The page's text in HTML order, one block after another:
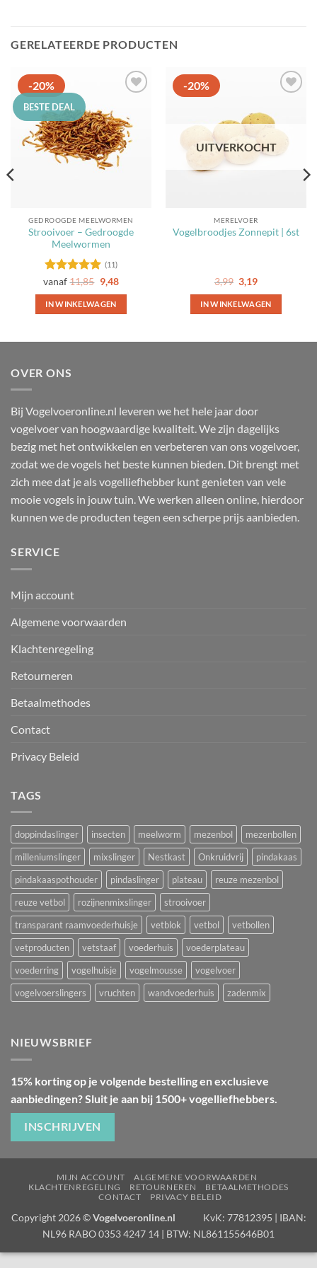
GERELATEERDE PRODUCTEN
-20%
BESTE DEAL
favorieten
GEDROOGDE MEELWORMEN
Strooivoer – Gedroogde
Meelwormen
Gewaardeerd
5uit 5
(11)
vanaf 11,85 9,48
IN WINKELWAGEN
optie
kan
worden
op
de
productpagina
-20%
favorieten
UITVERKOCHT
MERELVOER
Vogelbroodjes Zonnepit | 6st
3,99 Oorspronkelijke
prijs
was:
3,99.
3,19Huidige
is:
3,19.
IN WINKELWAGEN
OVER ONS
Bij Vogelvoeronline.nl leveren we het hele jaar door
vogelvoer van hoogwaardige kwaliteit. We zijn dagelijks
bezig met het ontwikkelen en verbeteren van ons vogelvoer,
zodat we de vogels het beste kunnen bieden. Dit brengt met
zich mee dat je als vogelliefhebber kunt genieten van vele
mooie vogels in jouw tuin. We werken alleen online, hierdoor
kunnen we de producten tegen een scherpe prijs aanbieden.
SERVICE
Mijn account
Algemene voorwaarden
Klachtenregeling
Retourneren
Betaalmethodes
Contact
Privacy Beleid
TAGS
doppindaslinger insecten meelworm mezenbol
mezenbollen
milleniumslinger
mixslinger Nestkast Onkruidvrij
pindakaas
pindakaaspothouder
pindaslinger plateau
reuze mezenbol
reuze vetbol
rozijnenmixslinger
strooivoer
transparant raamvoederhuisje
vetblok vetbol
vetbollen
vetproducten
vetstaaf voederhuis
voederplateau
voederring
vogelhuisje vogelmousse
vogelvoer
vogelvoerslingers
vruchten wandvoederhuis zadenmix
NIEUWSBRIEF
15% korting op je volgende bestelling en exclusieve
aanbiedingen? Sluit je aan bij 1500+ vogelliefhebbers.
INSCHRIJVEN
MIJN ACCOUNT
ALGEMENE VOORWAARDEN
KLACHTENREGELING
RETOURNEREN
BETAALMETHODES
CONTACT
PRIVACY BELEID
Copyright 2026 ©Vogelvoeronline.nl KvK: 77812395 | IBAN:
NL96 RABO 0353 4247 14 | BTW: NL861155646B01